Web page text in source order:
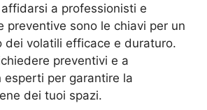
a professionisti e
preventive sono le chiavi per un
dei volatili efficace e duraturo.
preventivi e a
esperti per garantire la
dei tuoi spazi.